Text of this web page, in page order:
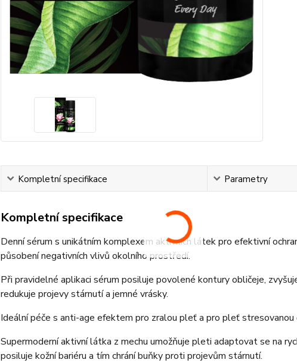
Kompletní specifikace Parametry
Kompletní specifikace
Denní sérum s unikátním komplexem aktivních látek pro efektivní
působení negativních vlivů okolního prostředí.
Při pravidelné aplikaci sérum posiluje povolené kontury obličeje,
redukuje projevy stárnutí a jemné vrásky.
Ideální péče s anti-age efektem pro zralou pleť a pro pleť stresovanou
Supermoderní aktivní látka z mechu umožňuje pleti adaptovat se na
posiluje kožní bariéru a tím chrání buňky proti projevům stárnutí.